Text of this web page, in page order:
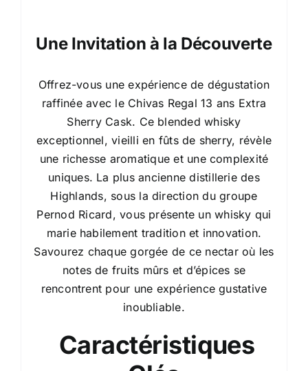
Une Invitation à la Découverte
Offrez-vous une expérience de dégustation
raffinée avec le Chivas Regal 13 ans Extra
Sherry Cask. Ce blended whisky
exceptionnel, vieilli en fûts de sherry, révèle
une richesse aromatique et une complexité
uniques. La plus ancienne distillerie des
Highlands, sous la direction du groupe
Pernod Ricard, vous présente un whisky qui
marie habilement tradition et innovation.
Savourez chaque gorgée de ce nectar où les
notes de fruits mûrs et d’épices se
rencontrent pour une expérience gustative
inoubliable.
Caractéristiques